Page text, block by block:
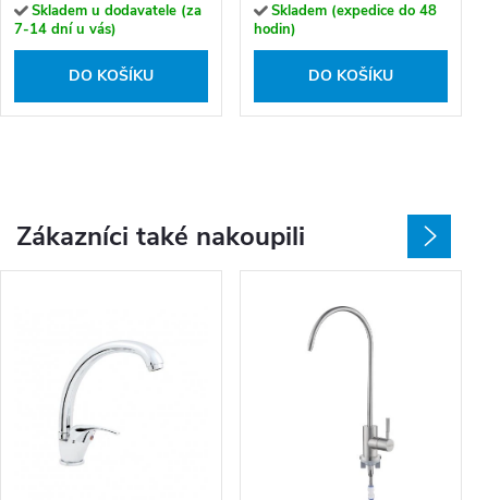
Skladem u dodavatele (za
7-14 dní u vás)
DO KOŠÍKU
Skladem (expedice do 48
hodin)
DO KOŠÍKU
Zákazníci také nakoupili